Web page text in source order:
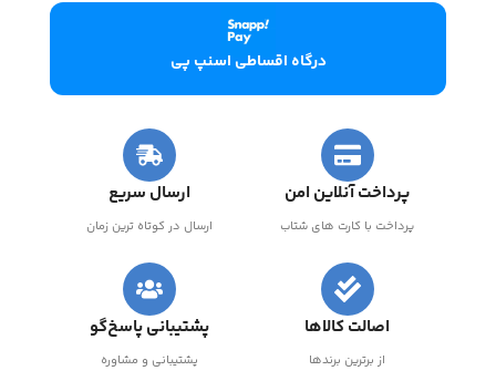
درگاه اقساطی اسنپ پی
پرداخت آنلاین امن
پرداخت با کارت های شتاب
ارسال سریع
ارسال در کوتاه ترین زمان
اصالت کالاها
از برترین برندها
پشتیبانی پاسخ‌گو
پشتیبانی و مشاوره